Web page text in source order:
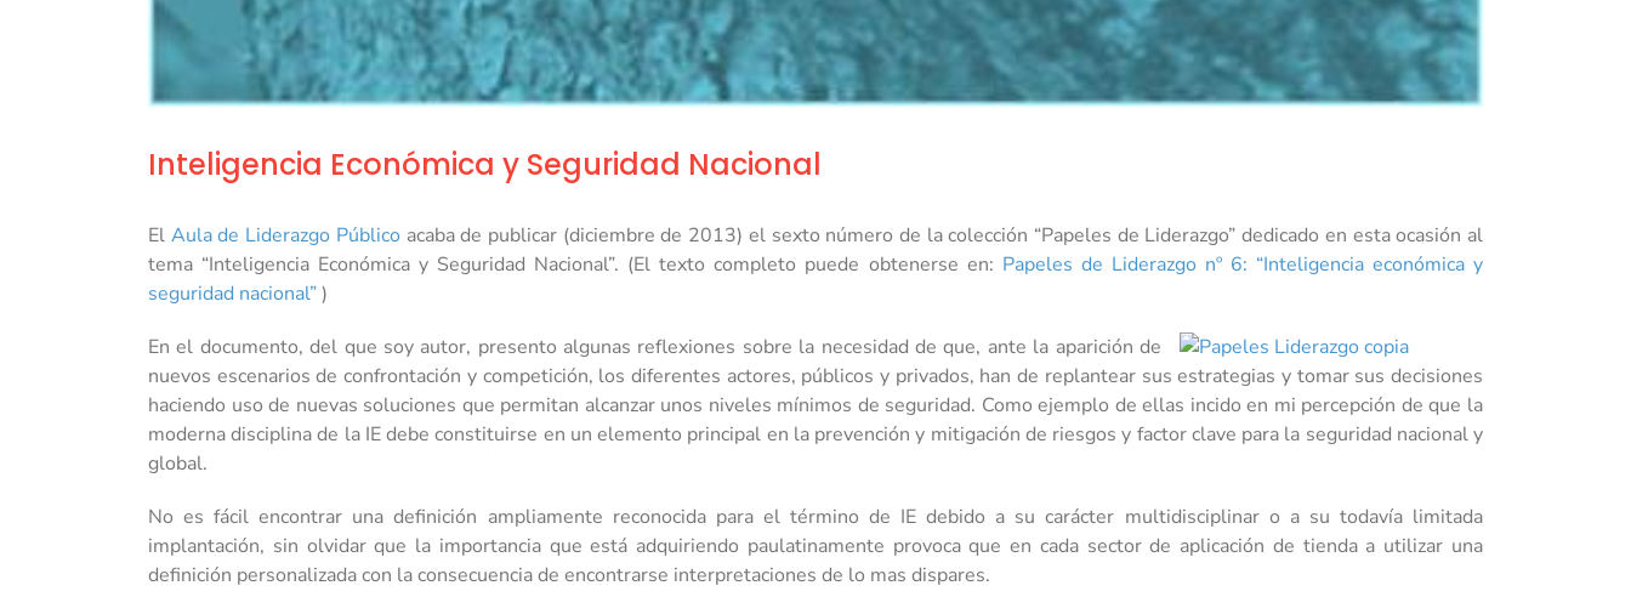
Inteligencia Económica y Seguridad Nacional
El Aula de Liderazgo Público acaba de publicar (diciembre de 2013) el sexto número de la colección “Papeles de Liderazgo” dedicado en esta ocasión al
tema “Inteligencia Económica y Seguridad Nacional”. (El texto completo puede obtenerse en: Papeles de Liderazgo nº 6: “Inteligencia económica y
seguridad nacional”)
En el documento, del que soy autor, presento algunas reflexiones sobre la necesidad de que, ante la aparición de
nuevos escenarios de confrontación y competición, los diferentes actores, públicos y privados, han de replantear sus estrategias y tomar sus decisiones
haciendo uso de nuevas soluciones que permitan alcanzar unos niveles mínimos de seguridad. Como ejemplo de ellas incido en mi percepción de que la
moderna disciplina de la IE debe constituirse en un elemento principal en la prevención y mitigación de riesgos y factor clave para la seguridad nacional y
global.
No es fácil encontrar una definición ampliamente reconocida para el término de IE debido a su carácter multidisciplinar o a su todavía limitada
implantación, sin olvidar que la importancia que está adquiriendo paulatinamente provoca que en cada sector de aplicación de tienda a utilizar una
definición personalizada con la consecuencia de encontrarse interpretaciones de lo mas dispares.